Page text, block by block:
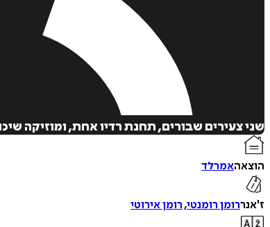
שני צעירים שבורים, תחנת רדיו אחת, ומוזיקה
הוצאהאמרלד
ז'אנררומן רומנטי,רומן אירוטי